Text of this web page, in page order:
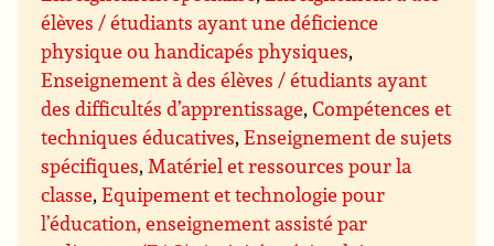
élèves / étudiants ayant une déficience
physique ou handicapés physiques,
Enseignement à des élèves / étudiants ayant
des difficultés d’apprentissage,Compétences et
techniques éducatives,Enseignement de sujets
spécifiques,Matériel et ressources pour la
classe,Equipement et technologie pour
l’éducation, enseignement assisté par